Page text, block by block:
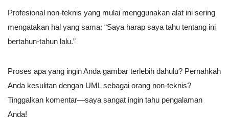
Profesional non-teknis yang mulai menggunakan alat ini sering
mengatakan hal yang sama: “Saya harap saya tahu tentang ini
bertahun-tahun lalu.”
Proses apa yang ingin Anda gambar terlebih dahulu? Pernahkah
Anda kesulitan dengan UML sebagai orang non-teknis?
Tinggalkan komentar—saya sangat ingin tahu pengalaman
Anda!